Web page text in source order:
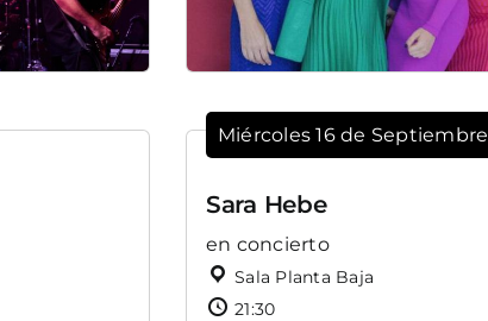
Miércoles 16 de Septiembre
Sara Hebe
en concierto
Sala Planta Baja
21:30